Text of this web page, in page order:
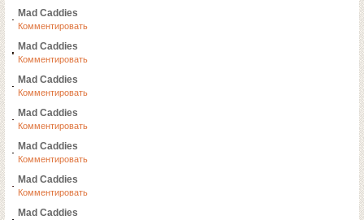
Mad Caddies
Комментировать
Mad Caddies
Комментировать
Mad Caddies
Комментировать
Mad Caddies
Комментировать
Mad Caddies
Комментировать
Mad Caddies
Комментировать
Mad Caddies